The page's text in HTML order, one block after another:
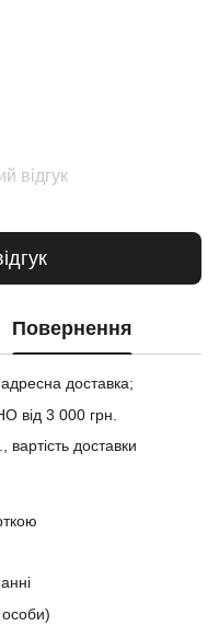
відгук
Повернення
доставка;
від 3 000 грн.
доставки